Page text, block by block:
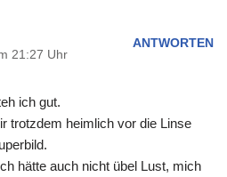
21:27 Uhr
ANTWORTEN
ich gut.
trotzdem heimlich vor die Linse
hätte auch nicht übel Lust, mich